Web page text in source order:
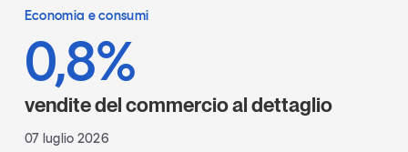
Economia e consumi
0,8%
vendite del commercio al dettaglio
07 luglio 2026